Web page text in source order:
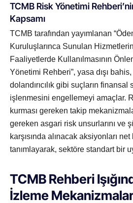
TCMB Risk Yönetimi
Kapsamı
TCMB tarafından yayımlanan
Kuruluşlarınca Sunulan Hizmetlerin
Faaliyetlerde Kullanılmasının
Yönetimi Rehberi”, yasa dışı
dolandırıcılık gibi suçların
işlenmesini engellemeyi amaçlar.
kurması gereken takip
gereken asgari risk unsurlarını ve
karşısında alınacak aksiyonları
tanımlayarak, sektöre standart bir
TCMB Rehberi
İzleme